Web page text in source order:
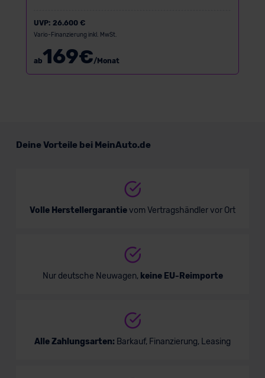
UVP: 26.600 €
Vario-Finanzierung inkl. MwSt.
ab169€/Monat
Deine Vorteile bei MeinAuto.de
Volle Herstellergarantievom Vertragshändler vor Ort
Nur deutsche Neuwagen, keine EU-Reimporte
Alle Zahlungsarten: Barkauf, Finanzierung, Leasing